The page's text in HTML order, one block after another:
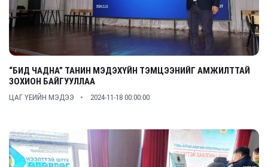
“БИД ЧАДНА” ТАНИН МЭДЭХҮЙН ТЭМЦЭЭНИЙГ АМЖИЛТТАЙ
ЗОХИОН БАЙГУУЛЛАА
ЦАГ ҮЕИЙН МЭДЭЭ 2024-11-18 00:00:00